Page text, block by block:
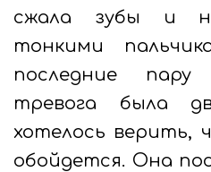
сжала зубы и
тонкими
последние
тревога была
хотелось верить,
обойдется. Она